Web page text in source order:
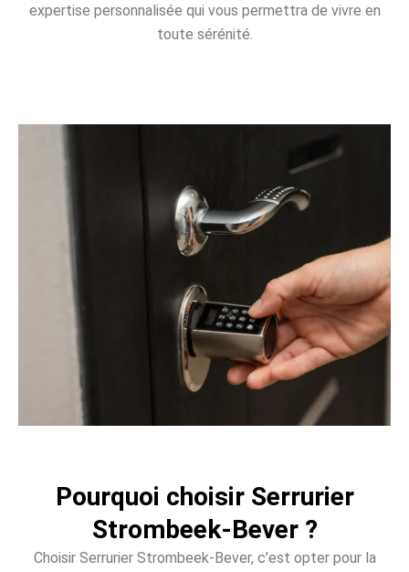
expertise personnalisée qui vous permettra de vivre en
toute sérénité.
Pourquoi choisir Serrurier
Strombeek-Bever ?
Choisir Serrurier Strombeek-Bever, c’est opter pour la